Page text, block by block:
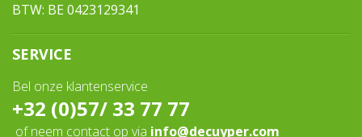
BTW: BE 0423129341
SERVICE
Bel onze klantenservice
+32 (0)57/ 33 77 77
of neem contact op via info@decuyper.com